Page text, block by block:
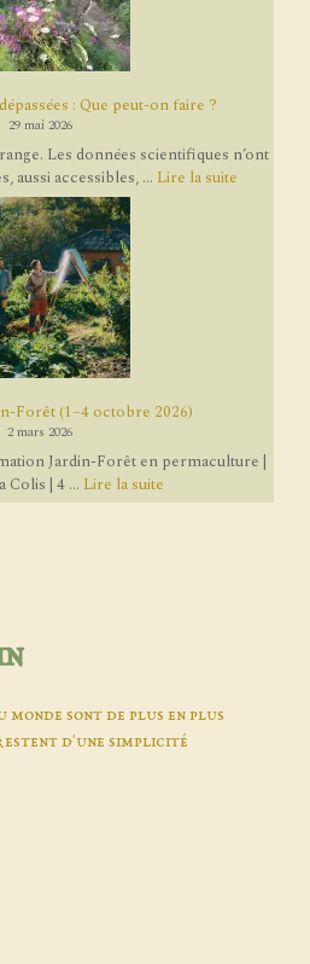
: Que peut-on faire ?
29 mai 2026
Les données scientifiques n’ont
aussi accessibles, ... Lire la suite
Forêt (1–4 octobre 2026)
2 mars 2026
Jardin-Forêt en permaculture |
Colis | 4 ... Lire la suite
monde sont de plus en plus
d'une simplicité